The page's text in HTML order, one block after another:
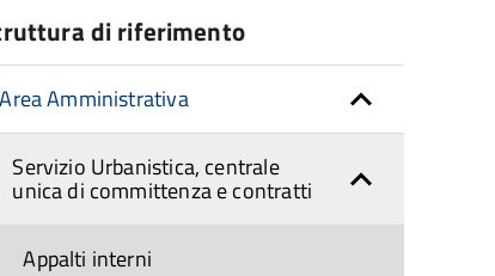
di riferimento
Area Amministrativa
Servizio Urbanistica, centrale
unica di committenza e contratti
Appalti interni